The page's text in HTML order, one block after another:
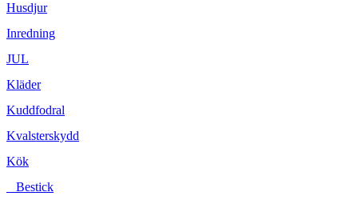
Husdjur
Inredning
JUL
Kläder
Kuddfodral
Kvalsterskydd
Kök
Bestick